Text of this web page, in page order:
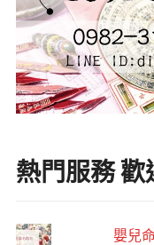
熱門服務 歡
嬰兒